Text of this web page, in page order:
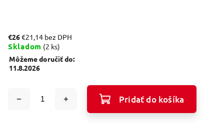
€26€21,14 bez DPH
Skladom (2 ks)
Môžeme doručiť do:
11.8.2026
Pridať do košíka